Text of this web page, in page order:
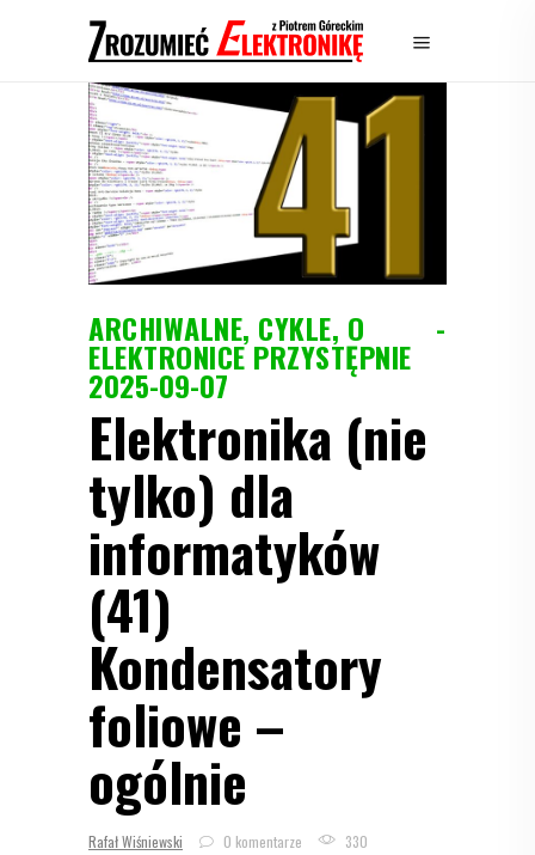
ARCHIWALNE, CYKLE, O
ELEKTRONICE PRZYSTĘPNIE
2025-09-07
Elektronika (nie
tylko) dla
informatyków
(41)
Kondensatory
foliowe –
ogólnie
Rafał Wiśniewski 0 komentarze 330